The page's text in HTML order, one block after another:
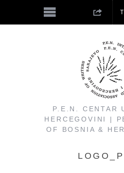
P.E.N. CENTAR
HERCEGOVINI |
OF BOSNIA &